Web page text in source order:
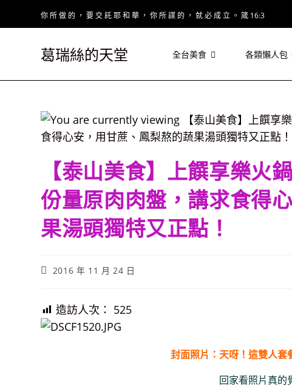
你 所 做 的 ， 要 交 託 耶 和 華 ， 你 所 謀 的 ， 就 必 成 立 。 箴 16:3
葛瑞絲的天堂 全台美食 各類懶人包
【泰山美食】上饌享樂火
份量原肉肉盤，講求食得
果湯頭獨特又正點！
Post2016 年 11 月 24 日
造訪人次： 525
封面照片：天呀！這雙人套
回家看照片真的